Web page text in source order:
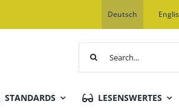
Deutsch
STANDARDS LESENSWERTES